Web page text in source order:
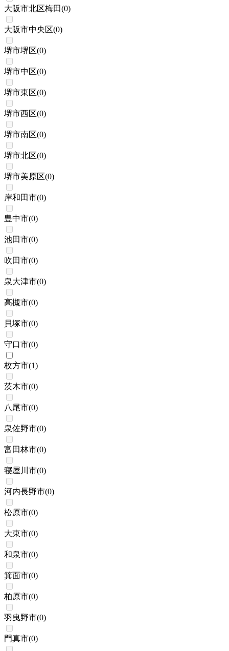
大阪市北区梅田(0)
大阪市中央区(0)
堺市堺区(0)
堺市中区(0)
堺市東区(0)
堺市西区(0)
堺市南区(0)
堺市北区(0)
堺市美原区(0)
岸和田市(0)
豊中市(0)
池田市(0)
吹田市(0)
泉大津市(0)
高槻市(0)
貝塚市(0)
守口市(0)
枚方市(1)
茨木市(0)
八尾市(0)
泉佐野市(0)
富田林市(0)
寝屋川市(0)
河内長野市(0)
松原市(0)
大東市(0)
和泉市(0)
箕面市(0)
柏原市(0)
羽曳野市(0)
門真市(0)